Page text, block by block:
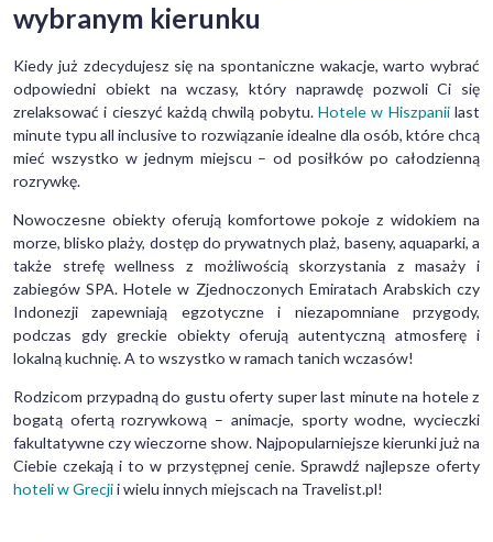
wybranym kierunku
Kiedy już zdecydujesz się na spontaniczne wakacje, warto wybrać
odpowiedni obiekt na wczasy, który naprawdę pozwoli Ci się
zrelaksować i cieszyć każdą chwilą pobytu. Hotele w Hiszpaniilast
minute typu all inclusive to rozwiązanie idealne dla osób, które chcą
mieć wszystko w jednym miejscu – od posiłków po całodzienną
rozrywkę.
Nowoczesne obiekty oferują komfortowe pokoje z widokiem na
morze, blisko plaży, dostęp do prywatnych plaż, baseny, aquaparki, a
także strefę wellness z możliwością skorzystania z masaży i
zabiegów SPA. Hotele w Zjednoczonych Emiratach Arabskich czy
Indonezji zapewniają egzotyczne i niezapomniane przygody,
podczas gdy greckie obiekty oferują autentyczną atmosferę i
lokalną kuchnię. A to wszystko w ramach tanich wczasów!
Rodzicom przypadną do gustu oferty super last minute na hotele z
bogatą ofertą rozrywkową – animacje, sporty wodne, wycieczki
fakultatywne czy wieczorne show. Najpopularniejsze kierunki już na
Ciebie czekają i to w przystępnej cenie. Sprawdź najlepsze oferty
hoteli w Grecjii wielu innych miejscach na Travelist.pl!